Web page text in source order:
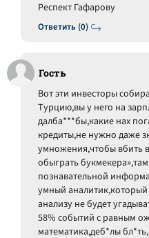
Ответить (0)
Респект Гафарову
Гость
Вот эти инвесторы
Турцию,вы у него на
далба***бы,какие нах
кредиты,не нужно даже
умножения,чтобы вбить
обыграть
познавательной
умный
анализу не будет
58% событий с равным
математика,деб*лы